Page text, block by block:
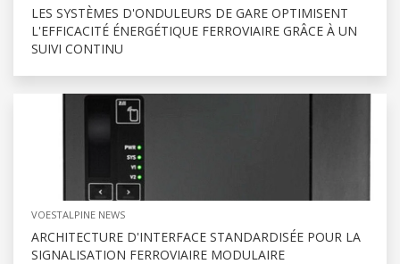
LES SYSTÈMES D'ONDULEURS DE GARE OPTIMISENT
L'EFFICACITÉ ÉNERGÉTIQUE FERROVIAIRE GRÂCE À UN
SUIVI CONTINU
VOESTALPINE NEWS
ARCHITECTURE D'INTERFACE STANDARDISÉE POUR LA
SIGNALISATION FERROVIAIRE MODULAIRE